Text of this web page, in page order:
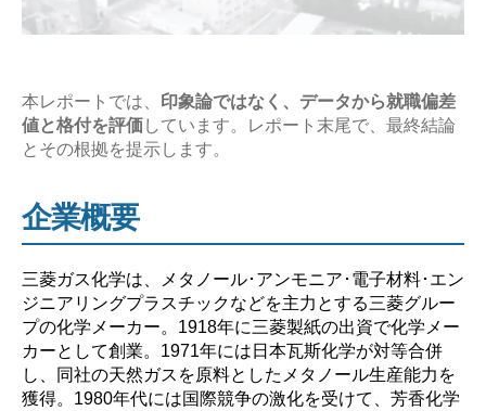
や
ば
本レポートでは、 印象論ではなく、データから就職偏差
値と格付を評価しています。レポート末尾で、最終結論
とその根拠を提示します。
企業概要
三菱ガス化学は、メタノール･アンモニア･電子材料･エン
ジニアリングプラスチックなどを主力とする三菱グルー
プの化学メーカー。1918年に三菱製紙の出資で化学メー
カーとして創業。1971年には日本瓦斯化学が対等合併
し、同社の天然ガスを原料としたメタノール生産能力を
獲得。1980年代には国際競争の激化を受けて、芳香化学